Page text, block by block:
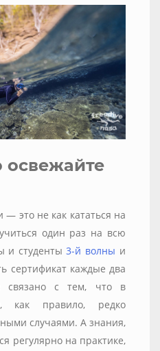
освежайте
это не как кататься на
один раз на всю
и студенты 3-й волны и
сертификат каждые два
связано с тем, что в
правило, редко
случаями. А знания,
регулярно на практике,